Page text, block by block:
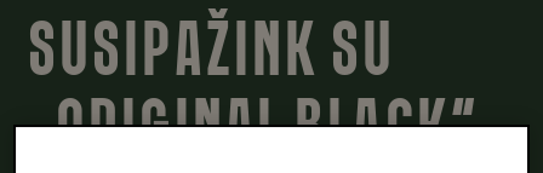
SUSIPAŽINK SU
„ORIGINAL BLACK“.